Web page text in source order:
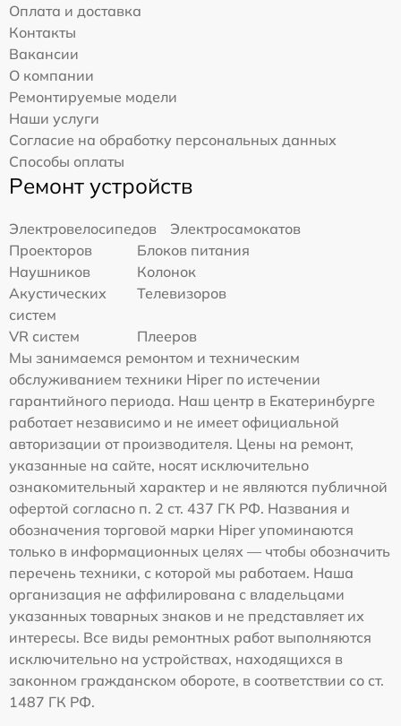
Оплата и доставка
Контакты
Вакансии
О компании
Ремонтируемые модели
Наши услуги
Согласие на обработку персональных данных
Способы оплаты
Ремонт устройств
Электровелосипедов
Электросамокатов
Проекторов
Блоков питания
Наушников
Колонок
Акустических
систем
Телевизоров
VR систем
Плееров
Мы занимаемся ремонтом и техническим
обслуживанием техники Hiper по истечении
гарантийного периода. Наш центр в Екатеринбурге
работает независимо и не имеет официальной
авторизации от производителя. Цены на ремонт,
указанные на сайте, носят исключительно
ознакомительный характер и не являются публичной
офертой согласно п. 2 ст. 437 ГК РФ. Названия и
обозначения торговой марки Hiper упоминаются
только в информационных целях — чтобы обозначить
перечень техники, с которой мы работаем. Наша
организация не аффилирована с владельцами
указанных товарных знаков и не представляет их
интересы. Все виды ремонтных работ выполняются
исключительно на устройствах, находящихся в
законном гражданском обороте, в соответствии со ст.
1487 ГК РФ.